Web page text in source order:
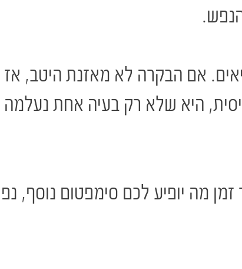
אם הבקרה לא מאזנת היטב, אז
היא שלא רק בעיה אחת
מה יופיע לכם סימפטום נוסף,